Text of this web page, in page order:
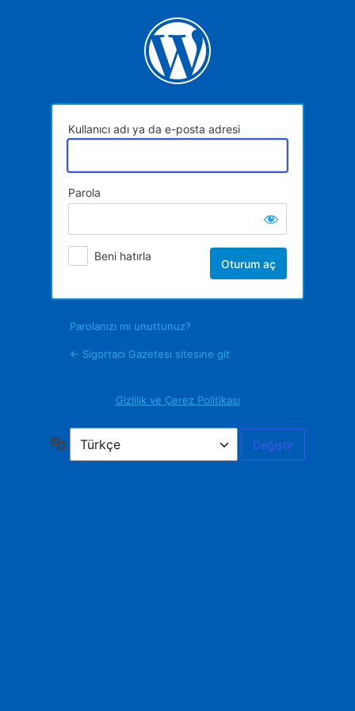
Kullanıcı adı ya da e-posta adresi
Parola
Beni hatırla
Parolanızı mı unuttunuz?
← Sigortacı Gazetesi sitesine git
Gizlilik ve Çerez Politikası
Dil